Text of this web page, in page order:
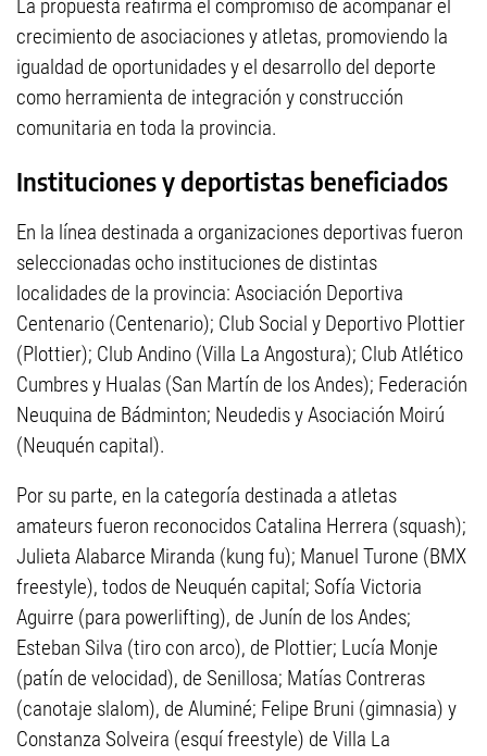
La propuesta reafirma el compromiso de acompañar el
crecimiento de asociaciones y atletas, promoviendo la
igualdad de oportunidades y el desarrollo del deporte
como herramienta de integración y construcción
comunitaria en toda la provincia.
Instituciones y deportistas beneficiados
En la línea destinada a organizaciones deportivas fueron
seleccionadas ocho instituciones de distintas
localidades de la provincia: Asociación Deportiva
Centenario (Centenario); Club Social y Deportivo Plottier
(Plottier); Club Andino (Villa La Angostura); Club Atlético
Cumbres y Hualas (San Martín de los Andes); Federación
Neuquina de Bádminton; Neudedis y Asociación Moirú
(Neuquén capital).
Por su parte, en la categoría destinada a atletas
amateurs fueron reconocidos Catalina Herrera (squash);
Julieta Alabarce Miranda (kung fu); Manuel Turone (BMX
freestyle), todos de Neuquén capital; Sofía Victoria
Aguirre (para powerlifting), de Junín de los Andes;
Esteban Silva (tiro con arco), de Plottier; Lucía Monje
(patín de velocidad), de Senillosa; Matías Contreras
(canotaje slalom), de Aluminé; Felipe Bruni (gimnasia) y
Constanza Solveira (esquí freestyle) de Villa La